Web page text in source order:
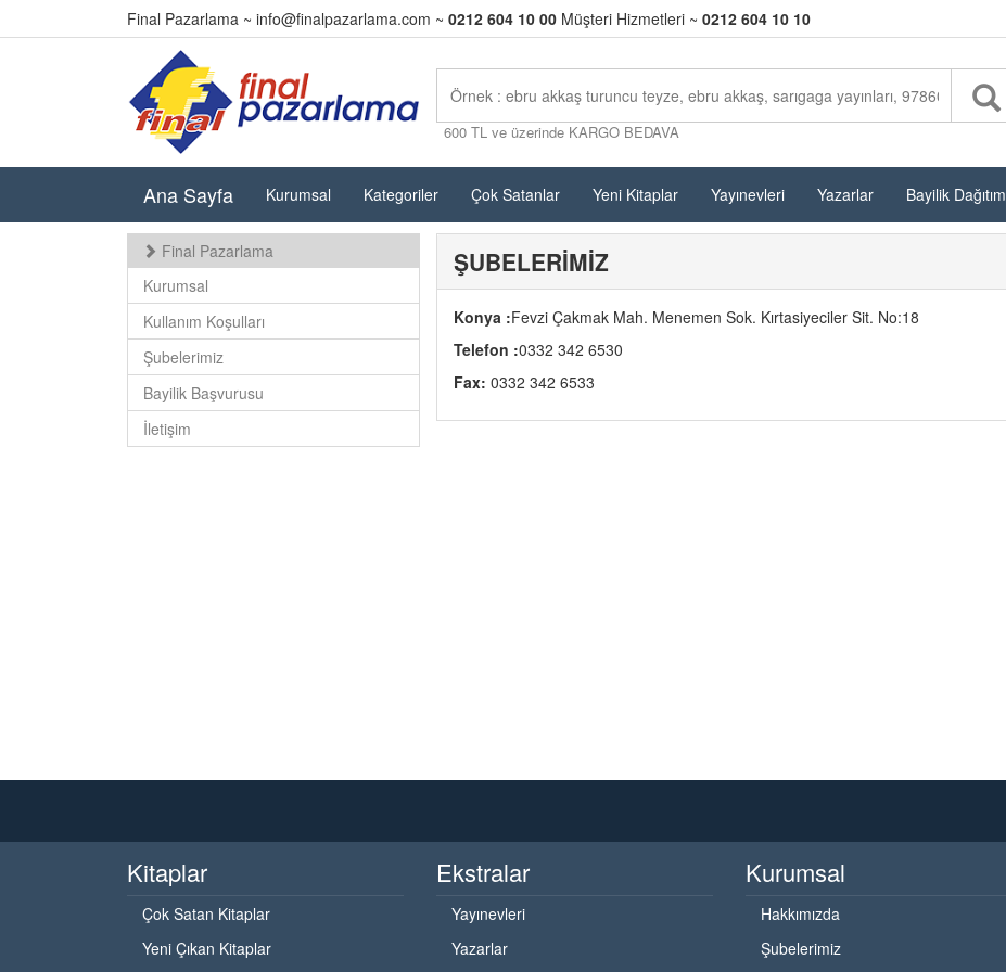
Final Pazarlama ~ info@finalpazarlama.com ~ 0212 604 10 00 Müşteri Hizmetleri ~ 0212 604 10 10
600 TL ve üzerinde KARGO BEDAVA
Ana Sayfa Kurumsal Kategoriler Çok Satanlar Yeni Kitaplar Yayınevleri Yazarlar Bayilik Dağıtım
Final Pazarlama
Kurumsal
Kullanım Koşulları
Şubelerimiz
Bayilik Başvurusu
İletişim
ŞUBELERİMİZ
Konya :Fevzi Çakmak Mah. Menemen Sok. Kırtasiyeciler Sit. No:18
Telefon :0332 342 6530
Fax: 0332 342 6533
Kitaplar
Çok Satan Kitaplar
Yeni Çıkan Kitaplar
Ekstralar
Yayınevleri
Yazarlar
Kurumsal
Hakkımızda
Şubelerimiz